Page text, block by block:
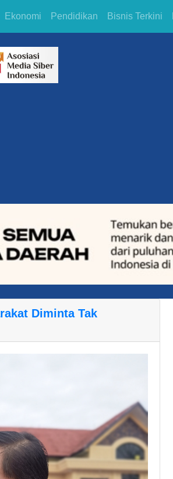
Ekonomi Pendidikan Bisnis Terkini
Diminta Tak